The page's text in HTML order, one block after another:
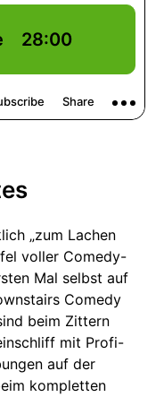
„zum Lachen
voller Comedy-
Mal selbst auf
Comedy
beim Zittern
mit Profi-
auf der
kompletten